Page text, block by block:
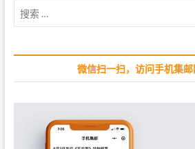
s
:
:
微信扫一扫，访问手机集